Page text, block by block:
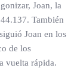
Joan, la
También
Joan en los
de los
vuelta rápida.